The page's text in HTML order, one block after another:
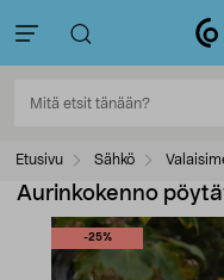
Etusivu Sähkö
Aurinkokenno
-25%